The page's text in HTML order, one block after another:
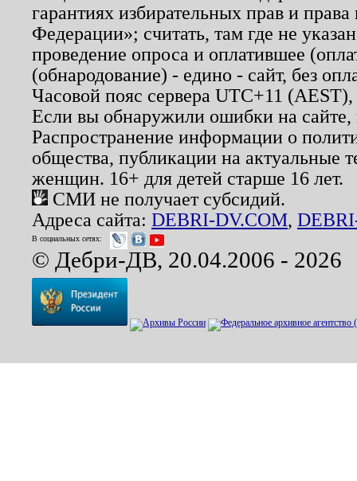
гарантиях избирательных прав и
Федерации»; считать, там где не
проведение опроса и оплатившее
(обнародование) - едино - сайт, без
Часовой пояс сервера UTC+11
Если вы обнаружили ошибки на
Распространение информации о
общества, публикации на актуальные
женщин. 16+ для детей старше 16 лет.
СМИ не получает субсидий.
Адреса сайта: DEBRI-DV.COM,
В социальных сетях:
© Дебри-ДВ, 20.04.2006 - 2026